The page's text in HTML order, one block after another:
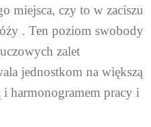
miejsca, czy to w zaciszu
. Ten poziom swobody
zalet
jednostkom na większą
harmonogramem pracy i